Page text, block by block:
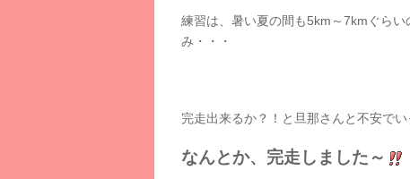
練習は、暑い夏の間も5km～7kmぐら
み・・・
完走出来るか？！と旦那さんと不安で
なんとか、完走しました～